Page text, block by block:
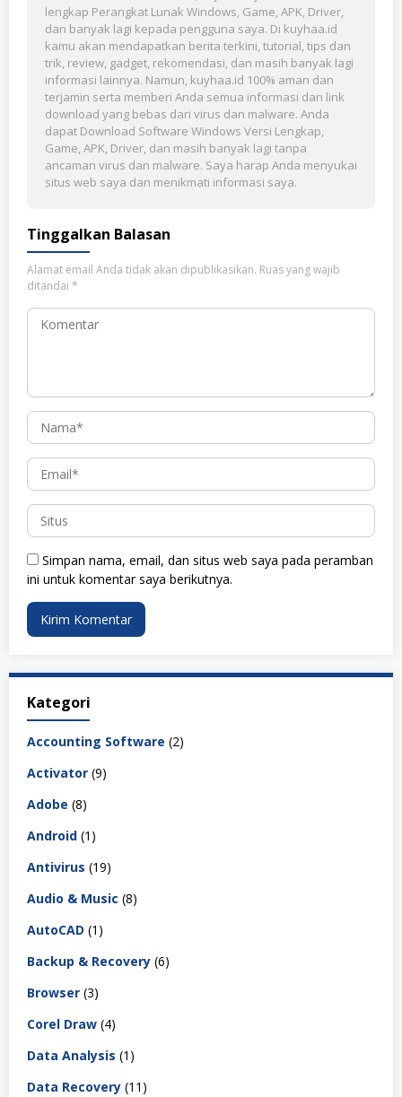
lengkap Perangkat Lunak Windows, Game, APK, Driver,
dan banyak lagi kepada pengguna saya. Di kuyhaa.id
kamu akan mendapatkan berita terkini, tutorial, tips dan
trik, review, gadget, rekomendasi, dan masih banyak lagi
informasi lainnya. Namun, kuyhaa.id 100% aman dan
terjamin serta memberi Anda semua informasi dan link
download yang bebas dari virus dan malware. Anda
dapat Download Software Windows Versi Lengkap,
Game, APK, Driver, dan masih banyak lagi tanpa
ancaman virus dan malware. Saya harap Anda menyukai
situs web saya dan menikmati informasi saya.
Tinggalkan Balasan
Alamat email Anda tidak akan dipublikasikan. Ruas yang wajib
ditandai *
Simpan nama, email, dan situs web saya pada peramban
ini untuk komentar saya berikutnya.
Kategori
Accounting Software (2)
Activator (9)
Adobe (8)
Android (1)
Antivirus (19)
Audio & Music (8)
AutoCAD (1)
Backup & Recovery (6)
Browser (3)
Corel Draw (4)
Data Analysis (1)
Data Recovery (11)